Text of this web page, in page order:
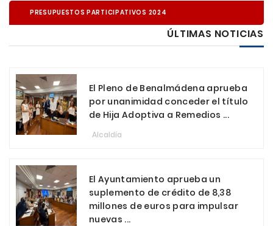
PRESUPUESTOS PARTICIPATIVOS 2024
ÚLTIMAS NOTICIAS
El Pleno de Benalmádena aprueba
por unanimidad conceder el título
de Hija Adoptiva a Remedios ...
Alcaldía
El Ayuntamiento aprueba un
suplemento de crédito de 8,38
millones de euros para impulsar
nuevas ...